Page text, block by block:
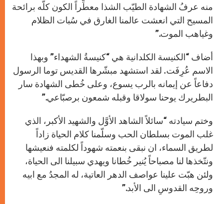
منه عرفُ الشهادة الطيّب الشذا معطِّراً الكون كلّه برائحة
المسيح التي انعشت عالمنا الغارق في سُبات الظلام
وغياهب الموت.”
أضاف “الكنيسة الكلدانية هي “كنيسةُ الشهداء” وبهذا
الاسم عُرِفَت. لقد استشهد مبشّرها القديس توما الرسول
دفاعاً عن إيمانه بالرب يسوع، وعلى خُطى الشهادة سار
البطريرك يوحنا سولاقا وقبله شمعون برصبّاعي.”
وختم سيادته “سائلاً الشاهد الأوَّل والشهيد الأكبر، الذي
غلب الموت بسلطان الحب وسلّمنا كلام الحياة زاداً
لطريق السماء، ان نبقى بنعمته شهوداً لكلمته فنعيشها
ونتّخذها لنا مصباحاً يُنير خُطانا ويهدي سبيلنا الى الحياة،
ولئن هبّت علينا عواصف الدهر العاتية، له المجدُ مع ابيه
وروحِه القدوسِ الى الأبد.”